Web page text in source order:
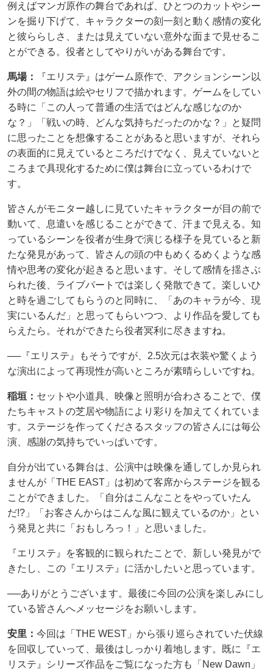
例えばマンガ原作の舞台であれば、ひとつのカットやシー
ンを掘り下げて、キャラクターの刻一刻と動く感情の変化
と彼ららしさ、または見えていない意外な面まで見せるこ
とができる。役者としてやりがいがある舞台です。
馬場：
『エリステ』はゲーム原作で、アクションシーン以
外の間の物語は絵やセリフで描かれます。ゲームをしてい
る時に「この人って普通の生活ではどんな感じなのか
な？」「戦いの時、どんな気持ちだったのかな？」と疑問
に思ったことを想像することがあると思いますが、それら
の表面的に見えているところだけでなく、見えていないと
ころまで具現化するために僕は舞台に立っているわけで
す。
皆さんがモニター越しに見ていたキャラクターが目の前で
動いて、息遣いを感じることができて、汗まで見える。知
っているシーンを役者が生身で演じる様子を見ていると新
たな発見があって、皆さんの頭の中もめくるめくような感
情や思考の変化が起きると思います。そして感情を揺さぶ
られた後、ライブパートでは楽しく発散できて。楽しいひ
と時を過ごしてもらうのと同時に、「あのキャラが今、現
実にいるんだ」と思ってもらいつつ、より作品を愛しても
らえたら。それができたら役者冥利に尽きますね。
──『エリステ』もそうですが、2.5次元は衣装や驚くよう
な演出によって再現性が高いところが素晴らしいですね。
稲垣： セットや小道具、映像と照明が合わさることで、僕
たちキャストの芝居や物語により彩りを加えてくれていま
す。ステージを作ってくださるスタッフの皆さんには毎公
演、感謝の気持ちでいっぱいです。
自分が出ている舞台は、公演中は映像を通してしか見られ
ませんが「THE EAST」は初めて客席からステージを観る
ことができました。「自分はこんなことをやっていたん
だ!?」「お客さんからはこんな風に観えているのか」とい
う発見と共に「おもしろっ！」と思いました。
『エリステ』を客観的に観られたことで、新しい発見がで
きたし、この『エリステ』に活かしたいと思っています。
──ありがとうございます。最後に今回の公演を楽しみにし
ている皆さんへメッセージをお願いします。
安里： 今回は「THE WEST」から張り巡らされていた伏線
を回収していって、最後はしっかり着地します。既に『エ
リステ』シリーズ作品をご覧になった方も「New Dawn」